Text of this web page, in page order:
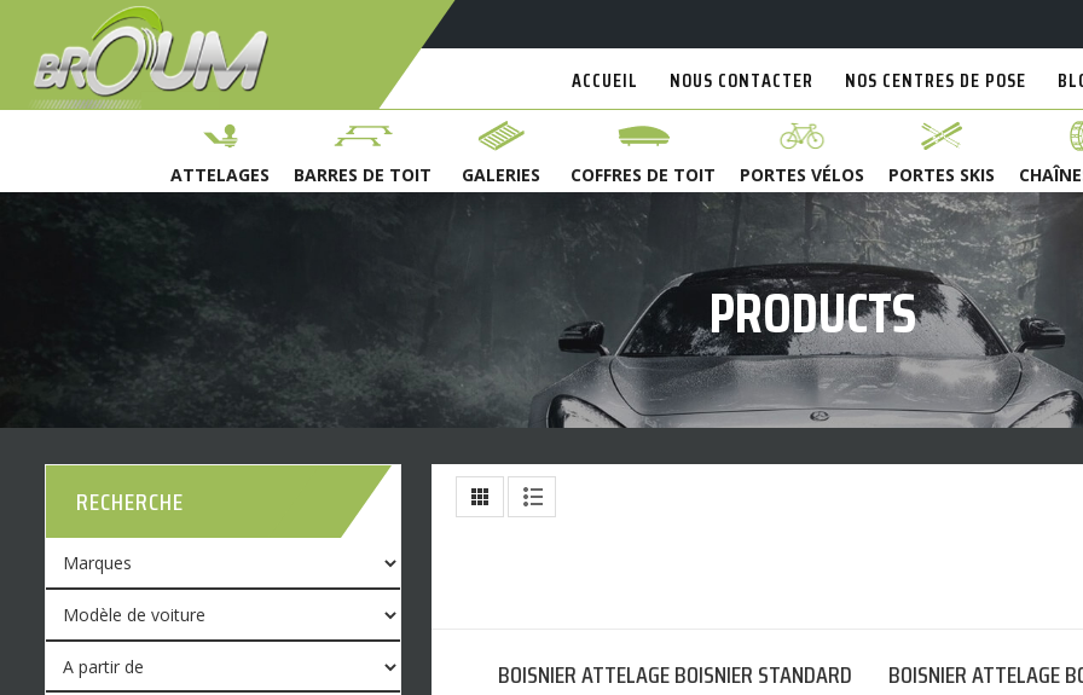
ACCUEIL NOUS CONTACTER NOS CENTRES DE POSE
ATTELAGES BARRES DE TOIT GALERIES COFFRES DE TOIT PORTES VÉLOS PORTES SKIS
PRODUCTS
BOISNIER ATTELAGE BOISNIER STANDARD BOISNIER ATTELAGE
RECHERCHE